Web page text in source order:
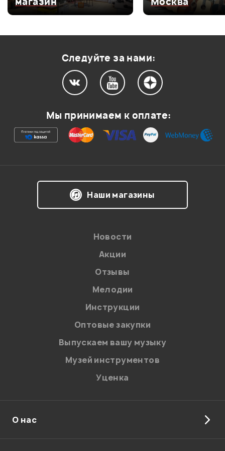
Оценка3
0
Ваша оценка:
на обработку персональных данных в
Политикой в отношении обработки
персональных данных.
Введите проверочное число:
Отправить
Следуйте за нами:
Мы принимаем к оплате:
Наши магазины
Новости
Акции
Отзывы
Мелодии
Инструкции
Оптовые закупки
Выпускаем вашу музыку
Музей инструментов
Уценка
О нас